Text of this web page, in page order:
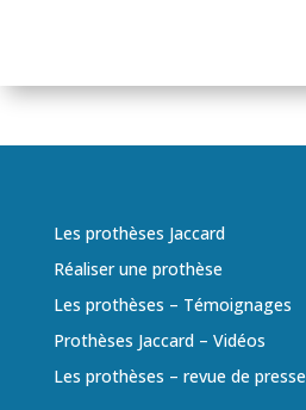
Les prothèses Jaccard
Réaliser une prothèse
Les prothèses – Témoignages
Prothèses Jaccard – Vidéos
Les prothèses – revue de presse